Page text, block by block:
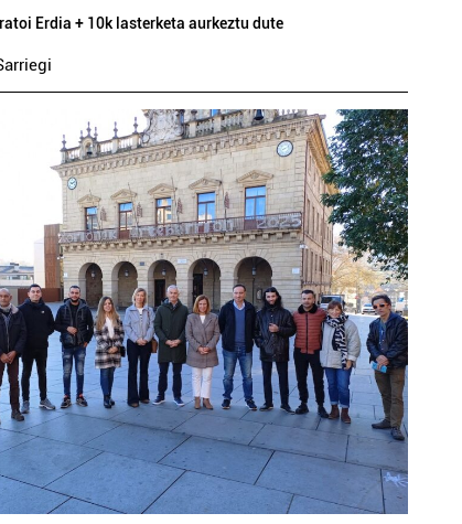
Erdia + 10k lasterketa aurkeztu dute